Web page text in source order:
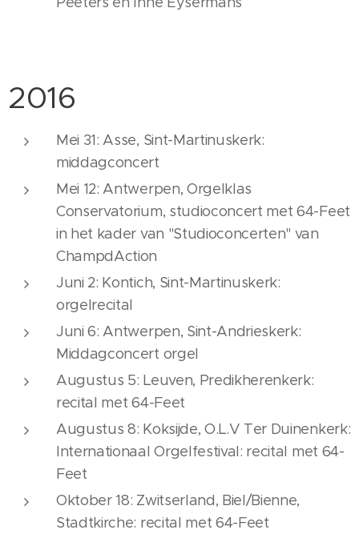
2016
Mei 31: Asse, Sint-Martinuskerk:
middagconcert
Mei 12: Antwerpen, Orgelklas
Conservatorium, studioconcert met 64-Feet
in het kader van "Studioconcerten" van
ChampdAction
Juni 2: Kontich, Sint-Martinuskerk:
orgelrecital
Juni 6: Antwerpen, Sint-Andrieskerk:
Middagconcert orgel
Augustus 5: Leuven, Predikherenkerk:
recital met 64-Feet
Augustus 8: Koksijde, O.L.V Ter Duinenkerk:
Internationaal Orgelfestival: recital met 64-
Feet
Oktober 18: Zwitserland, Biel/Bienne,
Stadtkirche: recital met 64-Feet